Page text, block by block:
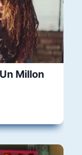
Millon